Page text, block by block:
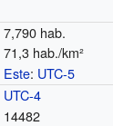
7,790 hab.
71,3 hab./km²
Este: UTC-5
UTC-4
14482